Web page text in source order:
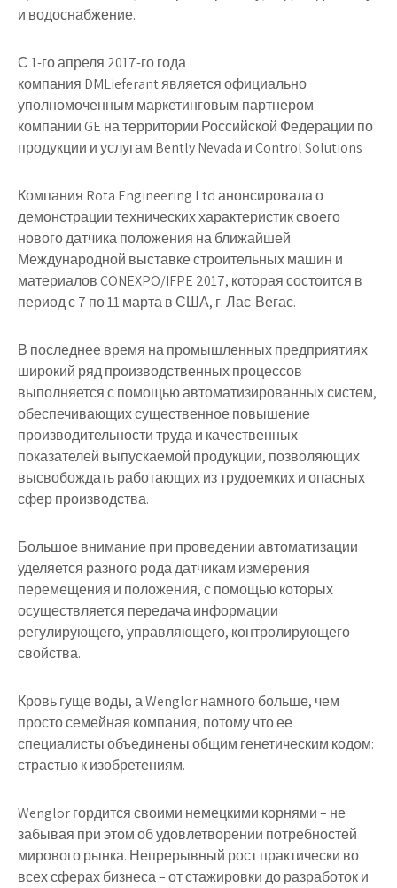
и водоснабжение.
С 1-го апреля 2017-го года
компания DMLieferant является официально
уполномоченным маркетинговым партнером
компании GE на территории Российской Федерации по
продукции и услугам Bently Nevada и Control Solutions
Компания Rota Engineering Ltd анонсировала о
демонстрации технических характеристик своего
нового датчика положения на ближайшей
Международной выставке строительных машин и
материалов CONEXPO/IFPE 2017, которая состоится в
период с 7 по 11 марта в США, г. Лас-Вегас.
В последнее время на промышленных предприятиях
широкий ряд производственных процессов
выполняется с помощью автоматизированных систем,
обеспечивающих существенное повышение
производительности труда и качественных
показателей выпускаемой продукции, позволяющих
высвобождать работающих из трудоемких и опасных
сфер производства.
Большое внимание при проведении автоматизации
уделяется разного рода датчикам измерения
перемещения и положения, с помощью которых
осуществляется передача информации
регулирующего, управляющего, контролирующего
свойства.
Кровь гуще воды, а Wenglor намного больше, чем
просто семейная компания, потому что ее
специалисты объединены общим генетическим кодом:
страстью к изобретениям.
Wenglor гордится своими немецкими корнями – не
забывая при этом об удовлетворении потребностей
мирового рынка. Непрерывный рост практически во
всех сферах бизнеса – от стажировки до разработок и